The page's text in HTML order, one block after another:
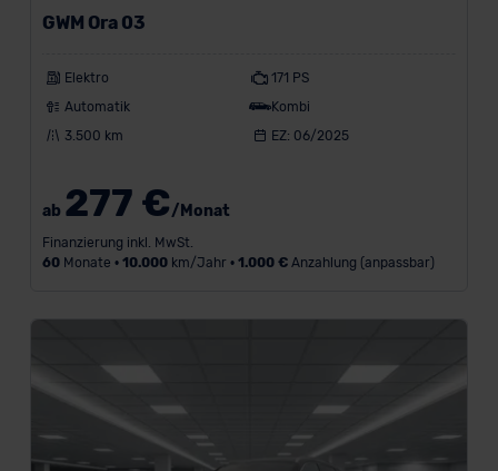
GWM Ora 03
Elektro
171 PS
Automatik
Kombi
3.500 km
EZ: 06/2025
ab 277 €/Monat
Finanzierung inkl. MwSt.
60Monate • 10.000km/Jahr • 1.000 €Anzahlung (anpassbar)